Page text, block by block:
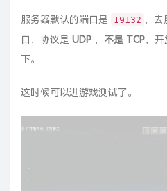
服务器默认的端口是 19132 ，去
口，协议是 UDP ， 不是 TCP，
下。
这时候可以进游戏测试了。